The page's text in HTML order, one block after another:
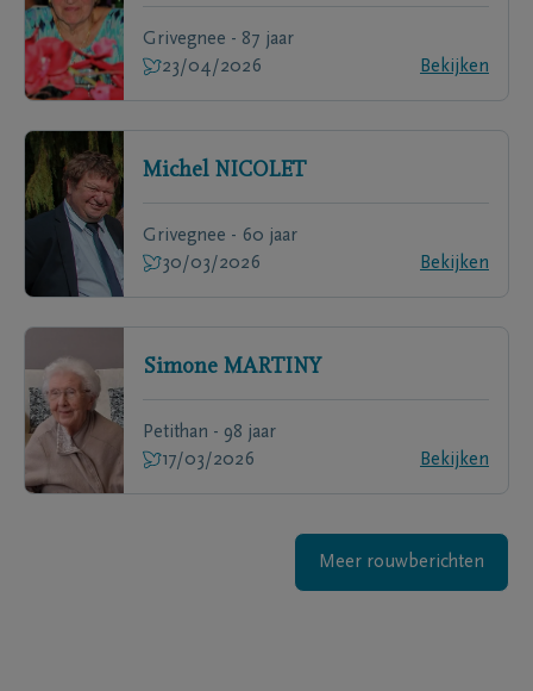
Grivegnee - 87 jaar
23/04/2026
Bekijken
Michel NICOLET
Grivegnee - 60 jaar
30/03/2026
Bekijken
Simone MARTINY
Petithan - 98 jaar
17/03/2026
Bekijken
Meer rouwberichten